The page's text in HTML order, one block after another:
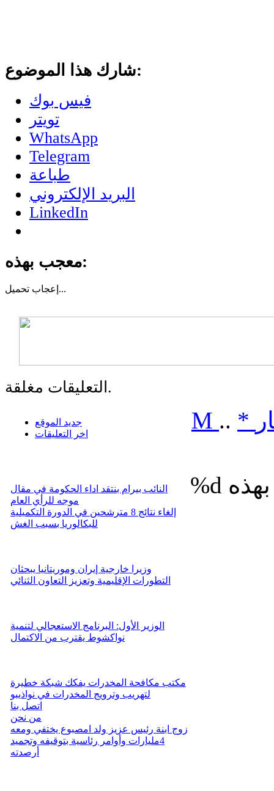
شارك هذا الموضوع:
فيس بوك
تويتر
WhatsApp
Telegram
طباعة
البريد الإلكتروني
LinkedIn
معجب بهذه:
إعجاب تحميل...
التعليقات مغلقة.
جديد الموقع
اخر التعليقات
النائب بيرام بنتقد اداء الحكومة في مقال
موجه للرأي العام
إلغاء نتائج 8 مترشحين في الدورة التكميلية
للبكالوريا بسبب الغش
وزيرا خارجية إيران وموريتانيا يبحثان
التطورات الإقليمية وتعزيز التعاون الثنائي
الوزير الأول: البرنامج الاستعجالي لتنمية
نواكشوط يقترب من الاكتمال
مكتب مكافحة المخدرات يفكك شبكة خطيرة
لتهريب وترويج المخدرات في نواذيبو
اتصل بنا
من نحن
زوج ابنة رئيس عزيز ولد امصبوع يختفي ومعه
4مليارات وأوامر رئاسية بتوقيفه وتجميد
أرصدته
M .. *
%d